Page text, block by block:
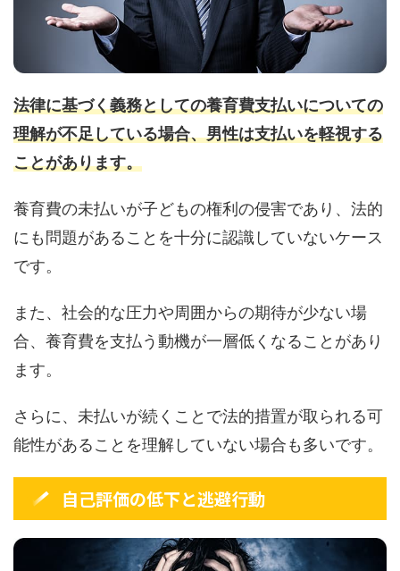
法律に基づく義務としての養育費支払いについての
理解が不足している場合、男性は支払いを軽視する
ことがあります。
養育費の未払いが子どもの権利の侵害であり、法的
にも問題があることを十分に認識していないケース
です。
また、社会的な圧力や周囲からの期待が少ない場
合、養育費を支払う動機が一層低くなることがあり
ます。
さらに、未払いが続くことで法的措置が取られる可
能性があることを理解していない場合も多いです。
自己評価の低下と逃避行動